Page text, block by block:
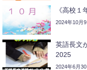
《高校１
2024年10月9
英語長文
2025
2024年6月30